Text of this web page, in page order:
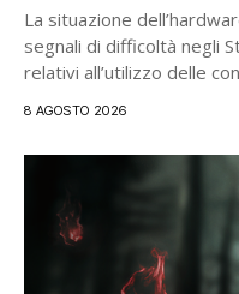
La situazione
segnali di difficoltà negli
relativi all’utilizzo delle
8 AGOSTO 2026